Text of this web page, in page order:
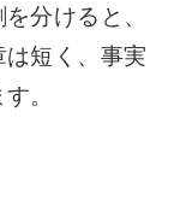
分けると、
短く、事実
。